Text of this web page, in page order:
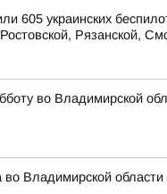
605 украинских
Рязанской,
во Владимирской
во Владимирской области